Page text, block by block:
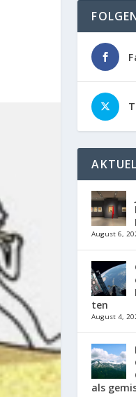
August 6,
ten
August 4,
als